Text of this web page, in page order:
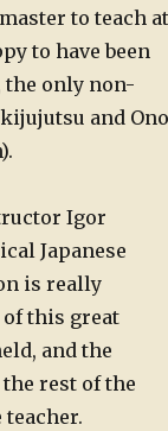
to teach at
to have been
the only non-
and Ono
Igor
Japanese
is really
this great
and the
rest of the